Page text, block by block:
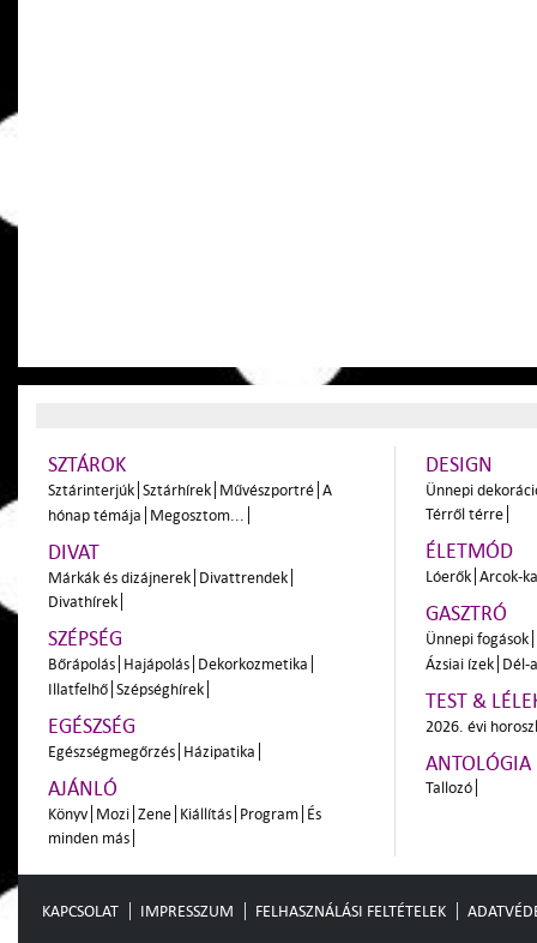
SZTÁROK
Sztárinterjúk Sztárhírek Művészportré A
hónap témája Megosztom...
DIVAT
Márkák és dizájnerek Divattrendek
Divathírek
SZÉPSÉG
Bőrápolás Hajápolás Dekorkozmetika
Illatfelhő Szépséghírek
EGÉSZSÉG
Egészségmegőrzés Házipatika
AJÁNLÓ
Könyv Mozi Zene Kiállítás Program És
minden más
DESIGN
Ünnepi
Térről térre
ÉLETMÓD
Lóerők Arcok-
GASZTRÓ
Ünnepi fogások
Ázsiai ízek Dél-
TEST &
2026. évi
ANTOLÓGIA
Tallozó
KAPCSOLAT IMPRESSZUM FELHASZNÁLÁSI FELTÉTELEK